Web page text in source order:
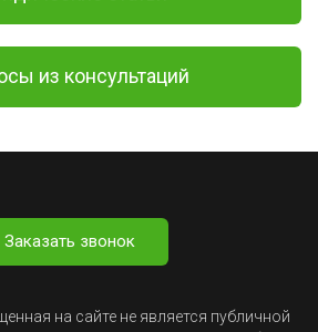
из консультаций
Заказать звонок
на сайте не является публичной